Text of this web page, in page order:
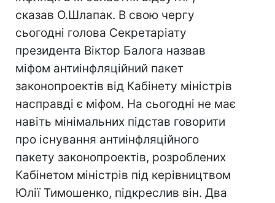
сказав О.Шлапак. В свою чергу
сьогодні голова Секретаріату
президента Віктор Балога назвав
міфом антиінфляційний пакет
законопроектів від Кабінету міністрів
насправді є міфом. На сьогодні не має
навіть мінімальних підстав говорити
про існування антиінфляційного
пакету законопроектів, розроблених
Кабінетом міністрів під керівництвом
Юлії Тимошенко, підкреслив він. Два